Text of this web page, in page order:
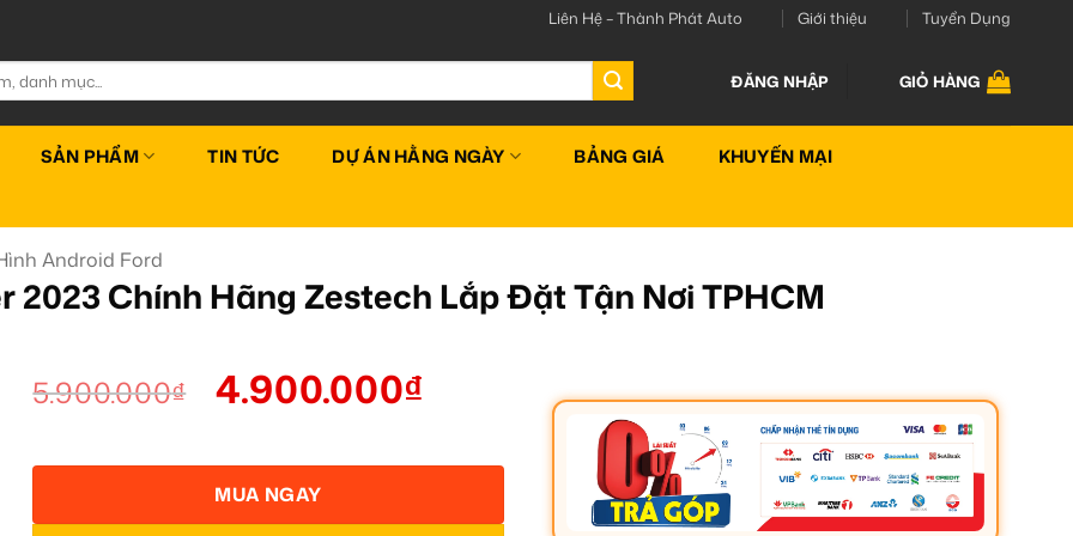
Liên Hệ – Thành Phát Auto Giới thiệu Tuyển Dụng
ĐĂNG NHẬP GIỎ HÀNG
SẢN PHẨM TIN TỨC DỰ ÁN HẰNG NGÀY BẢNG GIÁ KHUYẾN MẠI
Android Ford
2023 Chính Hãng Zestech Lắp Đặt Tận Nơi TPHCM
5.900.000₫ 4.900.000₫
MUA NGAY